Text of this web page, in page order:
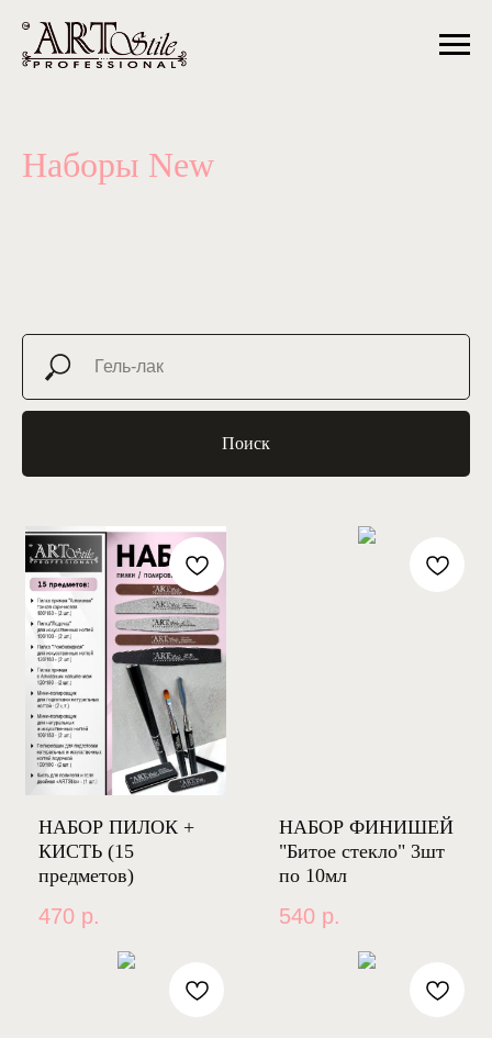
Наборы New
Поиск
НАБОР ПИЛОК +
КИСТЬ (15
предметов)
470 р.
НАБОР ФИНИШЕЙ
"Битое стекло" 3шт
по 10мл
540 р.